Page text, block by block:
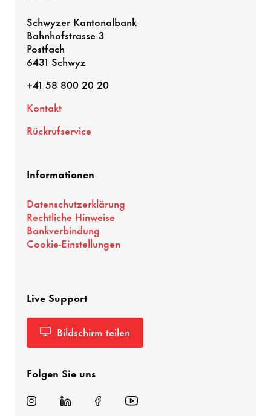
Schwyzer Kantonalbank
Bahnhofstrasse 3
Postfach
6431 Schwyz
+41 58 800 20 20
Kontakt
Rückrufservice
Informationen
Datenschutzerklärung
Rechtliche Hinweise
Bankverbindung
Cookie-Einstellungen
Live Support
Bildschirm teilen
Folgen Sie uns